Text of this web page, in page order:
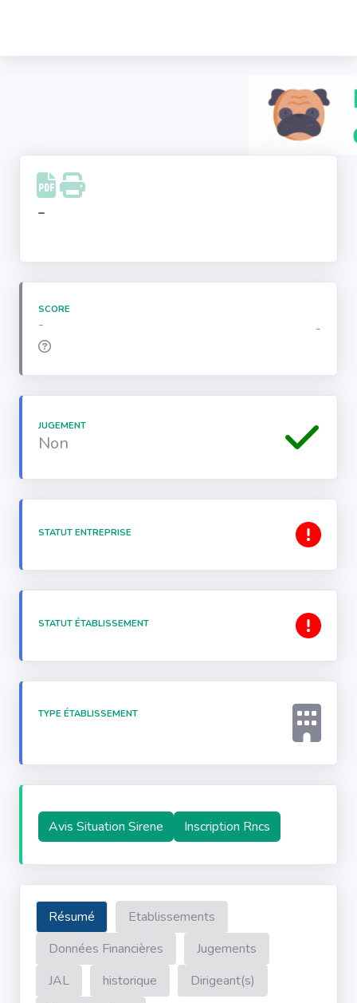
Facebook
Instagram
-
SCORE
- -
JUGEMENT
Non
STATUT ENTREPRISE
STATUT ÉTABLISSEMENT
TYPE ÉTABLISSEMENT
Avis Situation Sirene Inscription Rncs
Résumé
Etablissements
Données Financières
Jugements
JAL
historique
Dirigeant(s)